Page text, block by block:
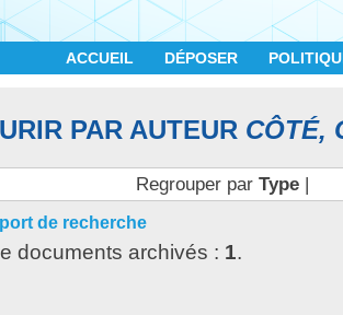
ACCUEIL DÉPOSER
PAR AUTEUR CÔTÉ,
Regrouper par Type|
de recherche
documents archivés : 1.